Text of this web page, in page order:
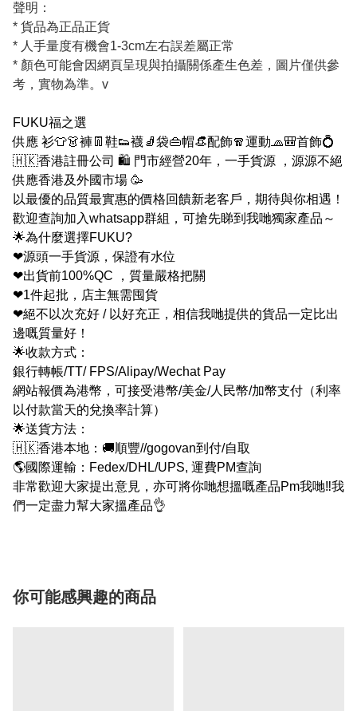
聲明：
* 貨品為正品正貨
* 人手量度有機會1-3cm左右誤差屬正常
* 顏色可能會因網頁呈現與拍攝關係產生色差，圖片僅供參
考，實物為準。v
FUKU福之選
供應 衫👕👗褲👖鞋👟襪🧦袋👜帽👒配飾🧣運動🧢🎒首飾💍
🇭🇰香港註冊公司 🛍 門市經營20年，一手貨源 ，源源不絕
供應香港及外國市場 🥳
以最優的品質最實惠的價格回饋新老客戶，期待與你相遇！
歡迎查詢加入whatsapp群組，可搶先睇到我哋獨家產品～
🌟為什麼選擇FUKU?
❤源頭一手貨源，保證有水位
❤出貨前100%QC ，質量嚴格把關
❤1件起批，店主無需囤貨
❤絕不以次充好 / 以好充正，相信我哋提供的貨品一定比出
邊嘅質量好！
🌟收款方式：
銀行轉帳/TT/ FPS/Alipay/Wechat Pay
網站報價為港幣，可接受港幣/美金/人民幣/加幣支付（利率
以付款當天的兌換率計算）
🌟送貨方法：
🇭🇰香港本地：🚚順豐//gogovan到付/自取
🌎國際運輸：Fedex/DHL/UPS, 運費PM查詢
非常歡迎大家提出意見，亦可將你哋想搵嘅產品Pm我哋‼我
們一定盡力幫大家搵產品👌
你可能感興趣的商品